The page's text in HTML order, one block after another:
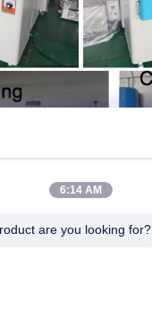
6:14 AM
are you looking for?